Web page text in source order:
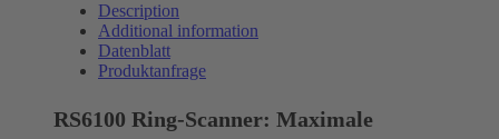
Description
Additional information
Datenblatt
Produktanfrage
RS6100 Ring-Scanner: Maximale